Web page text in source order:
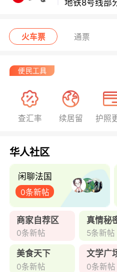
炉！
火车票 通票
查汇率 续居留 护照
华人社区
闲聊法国
0条新帖
商家自荐区
0条新帖
真情秘
5条新帖
美食天下
0条新帖
文学广
0条新帖